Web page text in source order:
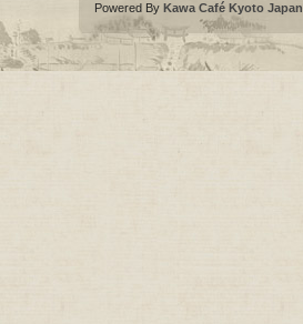
Powered By Kawa Café Kyoto Japan